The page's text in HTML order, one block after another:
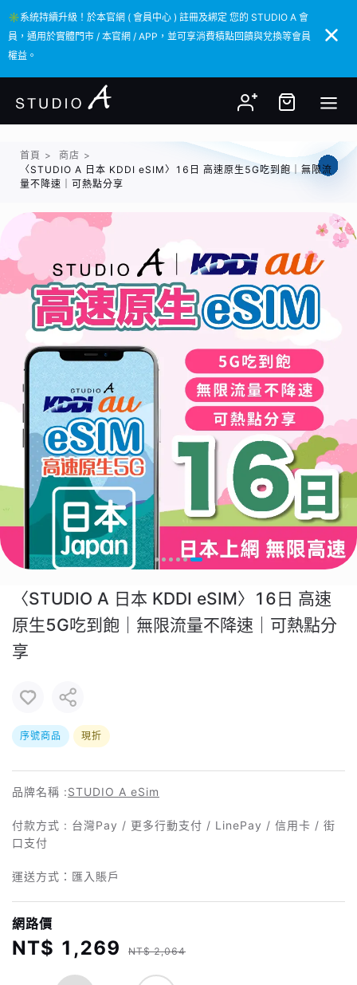
✳️系統持續升級！於本官網 ( 會員中心 ) 註冊及綁定 您的 STUDIO A 會
員，通用於實體門市 / 本官網 / APP，並可享消費積點回饋與兌換等會員
權益。
✳️系統持續升級！於本官網 ( 會員中心 ) 註冊及綁定 您的 STUDIO A 會
員，通用於實體門市 / 本官網 / APP，並可享消費積點回饋與兌換等會員
權益。
首頁 > 商店 >
〈STUDIO A 日本 KDDI eSIM〉16日 高速原生5G吃到飽｜無限流
量不降速｜可熱點分享
〈STUDIO A 日本 KDDI eSIM〉16日 高速
原生5G吃到飽｜無限流量不降速｜可熱點分
享
序號商品 現折
品牌名稱 :STUDIO A eSim
付款方式 : 台灣Pay / 更多行動支付 / LinePay / 信用卡 / 街
口支付
運送方式：匯入賬戶
網路價
NT$ 1,269 NT$ 2,064